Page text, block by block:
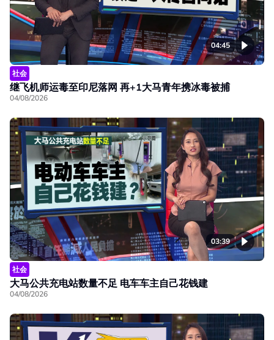
04:45
社会
继飞机师运毒至印尼落网 再+1大马青年携冰毒被捕
04/08/2026
03:39
社会
大马公共充电站数量不足 电车车主自己花钱建
04/08/2026